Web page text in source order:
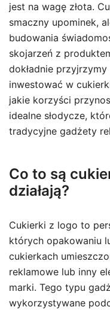
jest na wagę złota.
smaczny upominek,
budowania
skojarzeń z
dokładnie
inwestować w
jakie korzyści
idealne słodycze,
tradycyjne gadżety
Co to są
działają?
Cukierki z logo to
których opakowaniu
cukierkach
reklamowe lub inny
marki. Tego typu
wykorzystywane